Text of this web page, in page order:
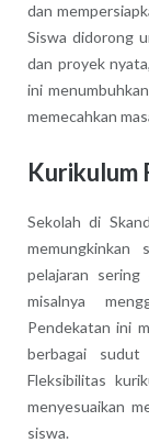
dan
Siswa didorong
dan proyek
ini
memecahkan
Kurikulum
Sekolah di
memungkinkan
pelajaran sering
misalnya
Pendekatan ini
berbagai
Fleksibilitas
menyesuaikan
siswa.